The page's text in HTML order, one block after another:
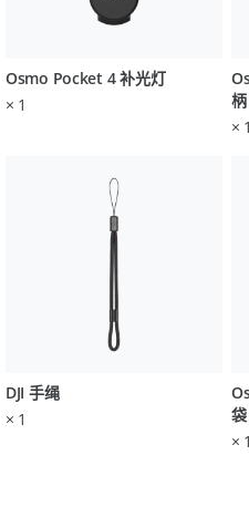
Osmo Pocket 4 补光灯
× 1
DJI 手绳
× 1
柄
×
袋
×